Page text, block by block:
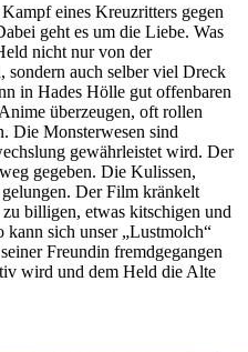
eines Kreuzritters gegen
geht es um die Liebe. Was
nicht nur von der
sondern auch selber viel Dreck
in Hades Hölle gut offenbaren
überzeugen, oft rollen
Die Monsterwesen sind
gewährleistet wird. Der
gegeben. Die Kulissen,
Der Film kränkelt
billigen, etwas kitschigen und
kann sich unser „Lustmolch“
Freundin fremdgegangen
wird und dem Held die Alte